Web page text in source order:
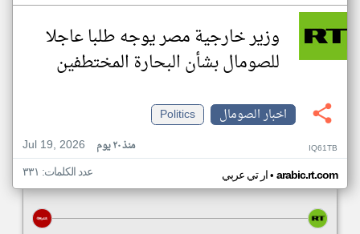
وزير خارجية مصر يوجه طلبا عاجلا
للصومال بشأن البحارة المختطفين
اخبار الصومال
Politics
Jul 19, 2026
منذ ٢٠ يوم IQ61TB
ار تي عربي• arabic.rt.com عدد الكلمات: ٣٣١